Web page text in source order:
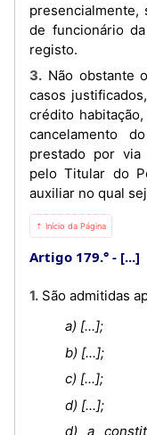
de funcionário
registo.
3. Não obstante o disposto no número anterior, em
casos
crédito
cancelamento
prestado por
pelo Titular do
auxiliar no qual
⇡ Início da Página
Artigo 179.° [...]
1. São admitidas
a) [...];
b) [...];
c) [...];
d) [...];
d) a